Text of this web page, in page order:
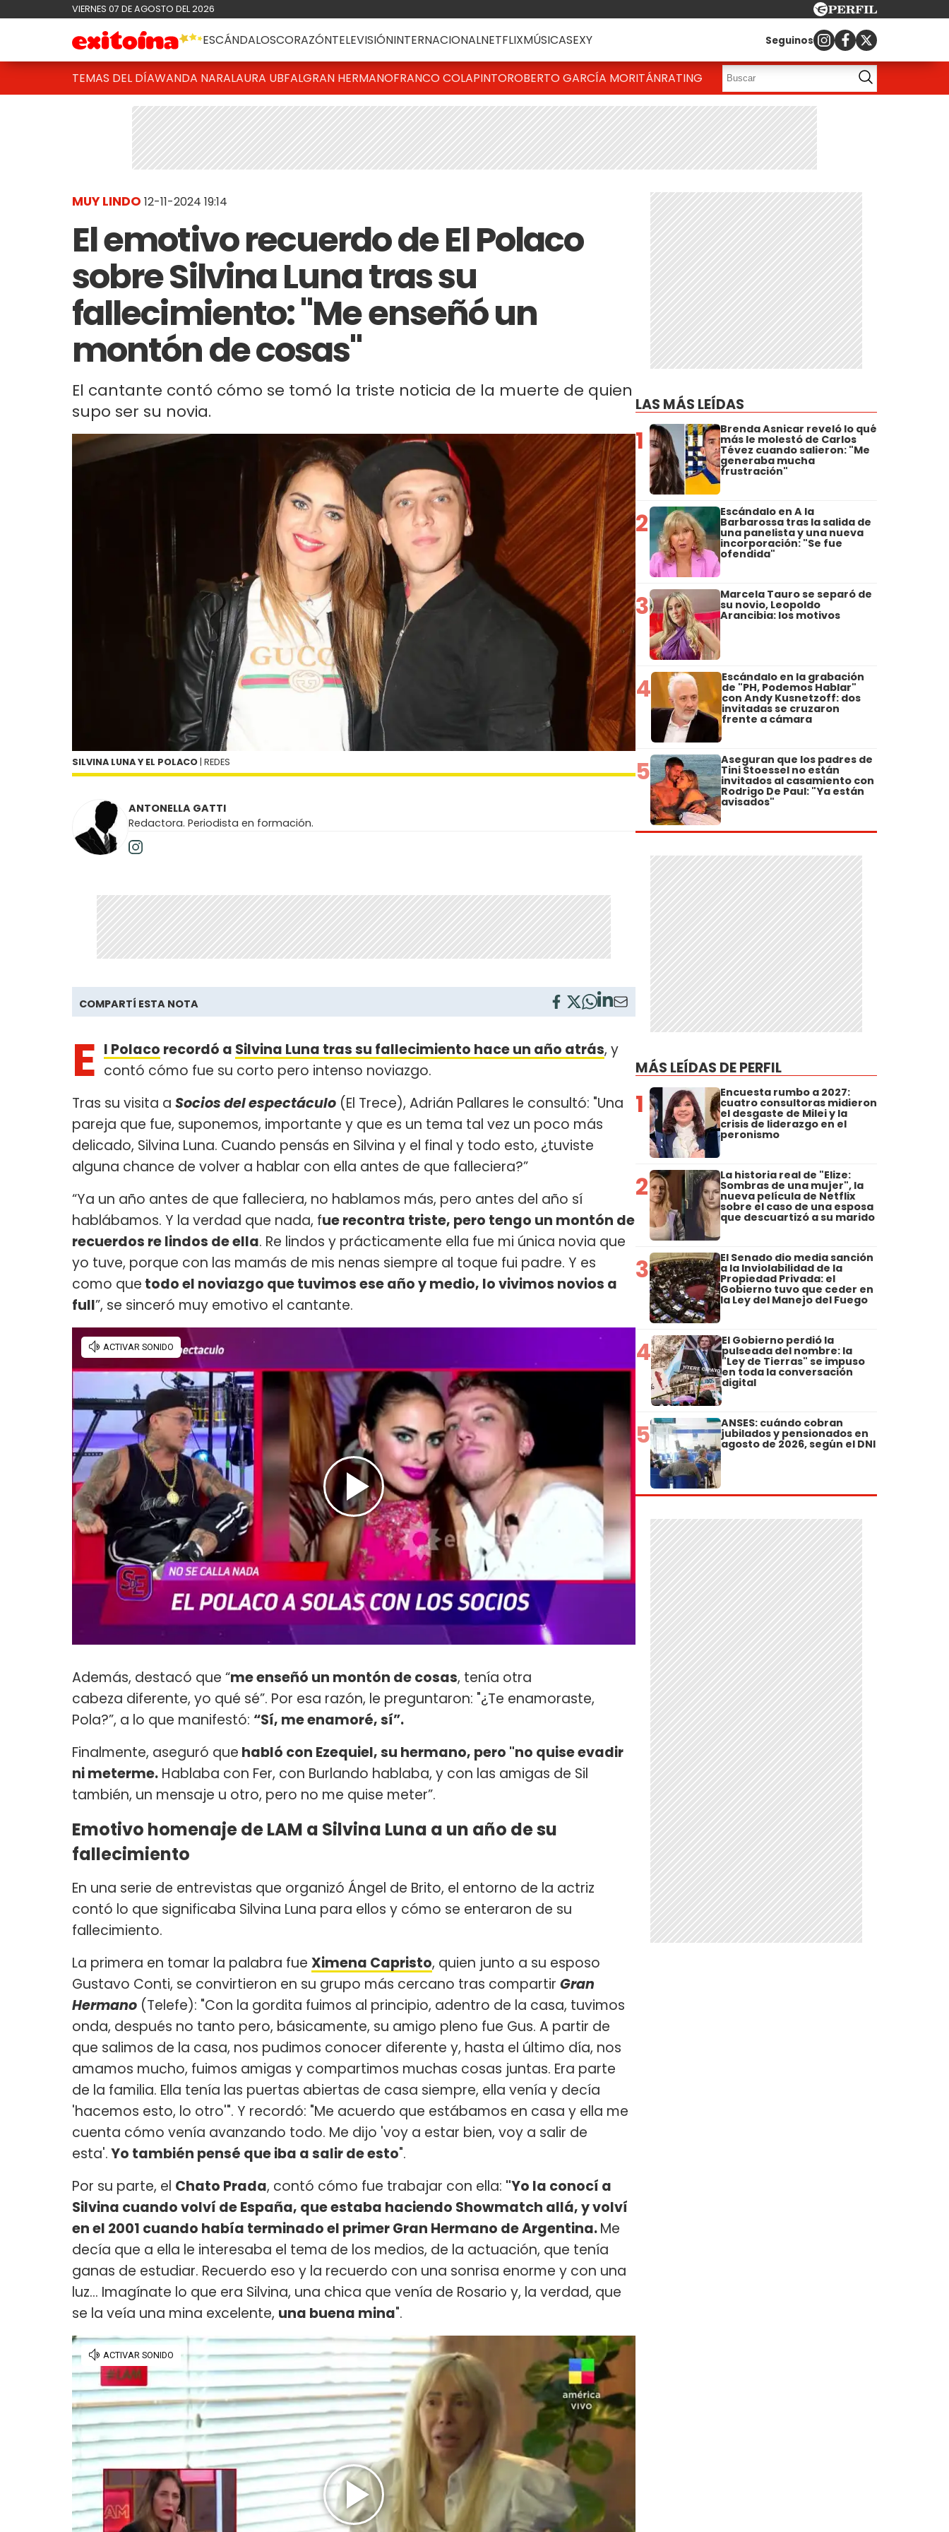
VIERNES 07 DE AGOSTO DEL 2026
ESCÁNDALOSCORAZÓNTELEVISIÓNINTERNACIONALNETFLIXMÚSICASEXY Seguinos
TEMAS DEL DÍAWANDA NARALAURA UBFALGRAN HERMANOFRANCO COLAPINTOROBERTO GARCÍA MORITÁNRATING
MUY LINDO 12-11-2024 19:14
El emotivo recuerdo de El Polaco
sobre Silvina Luna tras su
fallecimiento: "Me enseñó un
montón de cosas"
El cantante contó cómo se tomó la triste noticia de la muerte de quien
supo ser su novia.
SILVINA LUNA Y EL POLACO | REDES
ANTONELLA GATTI
Redactora. Periodista en formación.
COMPARTÍ ESTA NOTA
E l Polaco recordó a Silvina Luna tras su fallecimiento hace un año atrás, y
contó cómo fue su corto pero intenso noviazgo.
Tras su visita a Socios del espectáculo (El Trece), Adrián Pallares le consultó: "Una
pareja que fue, suponemos, importante y que es un tema tal vez un poco más
delicado, Silvina Luna. Cuando pensás en Silvina y el final y todo esto, ¿tuviste
alguna chance de volver a hablar con ella antes de que falleciera?”
“Ya un año antes de que falleciera, no hablamos más, pero antes del año sí
hablábamos. Y la verdad que nada, fue recontra triste, pero tengo un montón de
recuerdos re lindos de ella. Re lindos y prácticamente ella fue mi única novia que
yo tuve, porque con las mamás de mis nenas siempre al toque fui padre. Y es
como que todo el noviazgo que tuvimos ese año y medio, lo vivimos novios a
full”, se sinceró muy emotivo el cantante.
Además, destacó que “me enseñó un montón de cosas, tenía otra
cabeza diferente, yo qué sé”. Por esa razón, le preguntaron: "¿Te enamoraste,
Pola?”, a lo que manifestó: “Sí, me enamoré, sí”.
Finalmente, aseguró que habló con Ezequiel, su hermano, pero "no quise evadir
ni meterme. Hablaba con Fer, con Burlando hablaba, y con las amigas de Sil
también, un mensaje u otro, pero no me quise meter”.
Emotivo homenaje de LAM a Silvina Luna a un año de su
fallecimiento
En una serie de entrevistas que organizó Ángel de Brito, el entorno de la actriz
contó lo que significaba Silvina Luna para ellos y cómo se enteraron de su
fallecimiento.
La primera en tomar la palabra fue Ximena Capristo, quien junto a su esposo
Gustavo Conti, se convirtieron en su grupo más cercano tras compartir Gran
Hermano (Telefe): "Con la gordita fuimos al principio, adentro de la casa, tuvimos
onda, después no tanto pero, básicamente, su amigo pleno fue Gus. A partir de
que salimos de la casa, nos pudimos conocer diferente y, hasta el último día, nos
amamos mucho, fuimos amigas y compartimos muchas cosas juntas. Era parte
de la familia. Ella tenía las puertas abiertas de casa siempre, ella venía y decía
'hacemos esto, lo otro'". Y recordó: "Me acuerdo que estábamos en casa y ella me
cuenta cómo venía avanzando todo. Me dijo 'voy a estar bien, voy a salir de
esta'.Yo también pensé que iba a salir de esto".
Por su parte, el Chato Prada, contó cómo fue trabajar con ella: "Yo la conocí a
Silvina cuando volví de España, que estaba haciendo Showmatch allá, y volví
en el 2001 cuando había terminado el primer Gran Hermano de Argentina.Me
decía que a ella le interesaba el tema de los medios, de la actuación, que tenía
ganas de estudiar. Recuerdo eso y la recuerdo con una sonrisa enorme y con una
luz... Imagínate lo que era Silvina, una chica que venía de Rosario y, la verdad, que
se la veía una mina excelente, una buena mina".
LAS MÁS LEÍDAS
1 Brenda Asnicar reveló lo qué
más le molestó de Carlos
Tévez cuando salieron: "Me
generaba mucha
frustración"
2 Escándalo en A la
Barbarossa tras la salida de
una panelista y una nueva
incorporación: "Se fue
ofendida"
3 Marcela Tauro se separó de
su novio, Leopoldo
Arancibia: los motivos
4 Escándalo en la grabación
de "PH, Podemos Hablar"
con Andy Kusnetzoff: dos
invitadas se cruzaron
frente a cámara
5 Aseguran que los padres de
Tini Stoessel no están
invitados al casamiento con
Rodrigo De Paul: "Ya están
avisados"
MÁS LEÍDAS DE PERFIL
1 Encuesta rumbo a 2027:
cuatro consultoras midieron
el desgaste de Milei y la
crisis de liderazgo en el
peronismo
2 La historia real de "Elize:
Sombras de una mujer", la
nueva película de Netflix
sobre el caso de una esposa
que descuartizó a su marido
3 El Senado dio media sanción
a la Inviolabilidad de la
Propiedad Privada: el
Gobierno tuvo que ceder en
la Ley del Manejo del Fuego
4 El Gobierno perdió la
pulseada del nombre: la
"Ley de Tierras" se impuso
en toda la conversación
digital
5 ANSES: cuándo cobran
jubilados y pensionados en
agosto de 2026, según el DNI